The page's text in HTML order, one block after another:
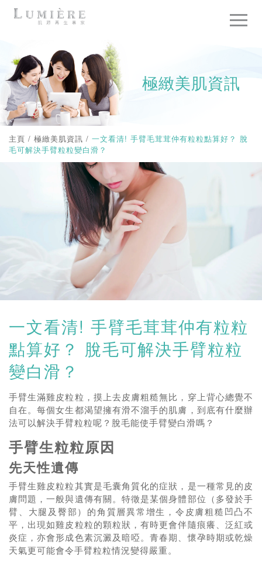
極緻美肌資訊
主頁 / 極緻美肌資訊 / 一文看清! 手臂毛茸茸仲有粒粒點算好？ 脫
毛可解決手臂粒粒變白滑？
一文看清! 手臂毛茸茸仲有粒粒
點算好？ 脫毛可解決手臂粒粒
變白滑？
手臂生滿雞皮粒粒，摸上去皮膚粗糙無比，穿上背心總覺不
自在。每個女生都渴望擁有滑不溜手的肌膚，到底有什麼辦
法可以解決手臂粒粒呢？脫毛能使手臂變白滑嗎？
手臂生粒粒原因
先天性遺傳
手臂生雞皮粒粒其實是毛囊角質化的症狀，是一種常見的皮
膚問題，一般與遺傳有關。特徵是某個身體部位（多發於手
臂、大腿及臀部）的角質層異常增生，令皮膚粗糙凹凸不
平，出現如雞皮粒粒的顆粒狀，有時更會伴隨痕癢、泛紅或
炎症，亦會形成色素沉澱及暗啞。青春期、懷孕時期或乾燥
天氣更可能會令手臂粒粒情況變得嚴重。